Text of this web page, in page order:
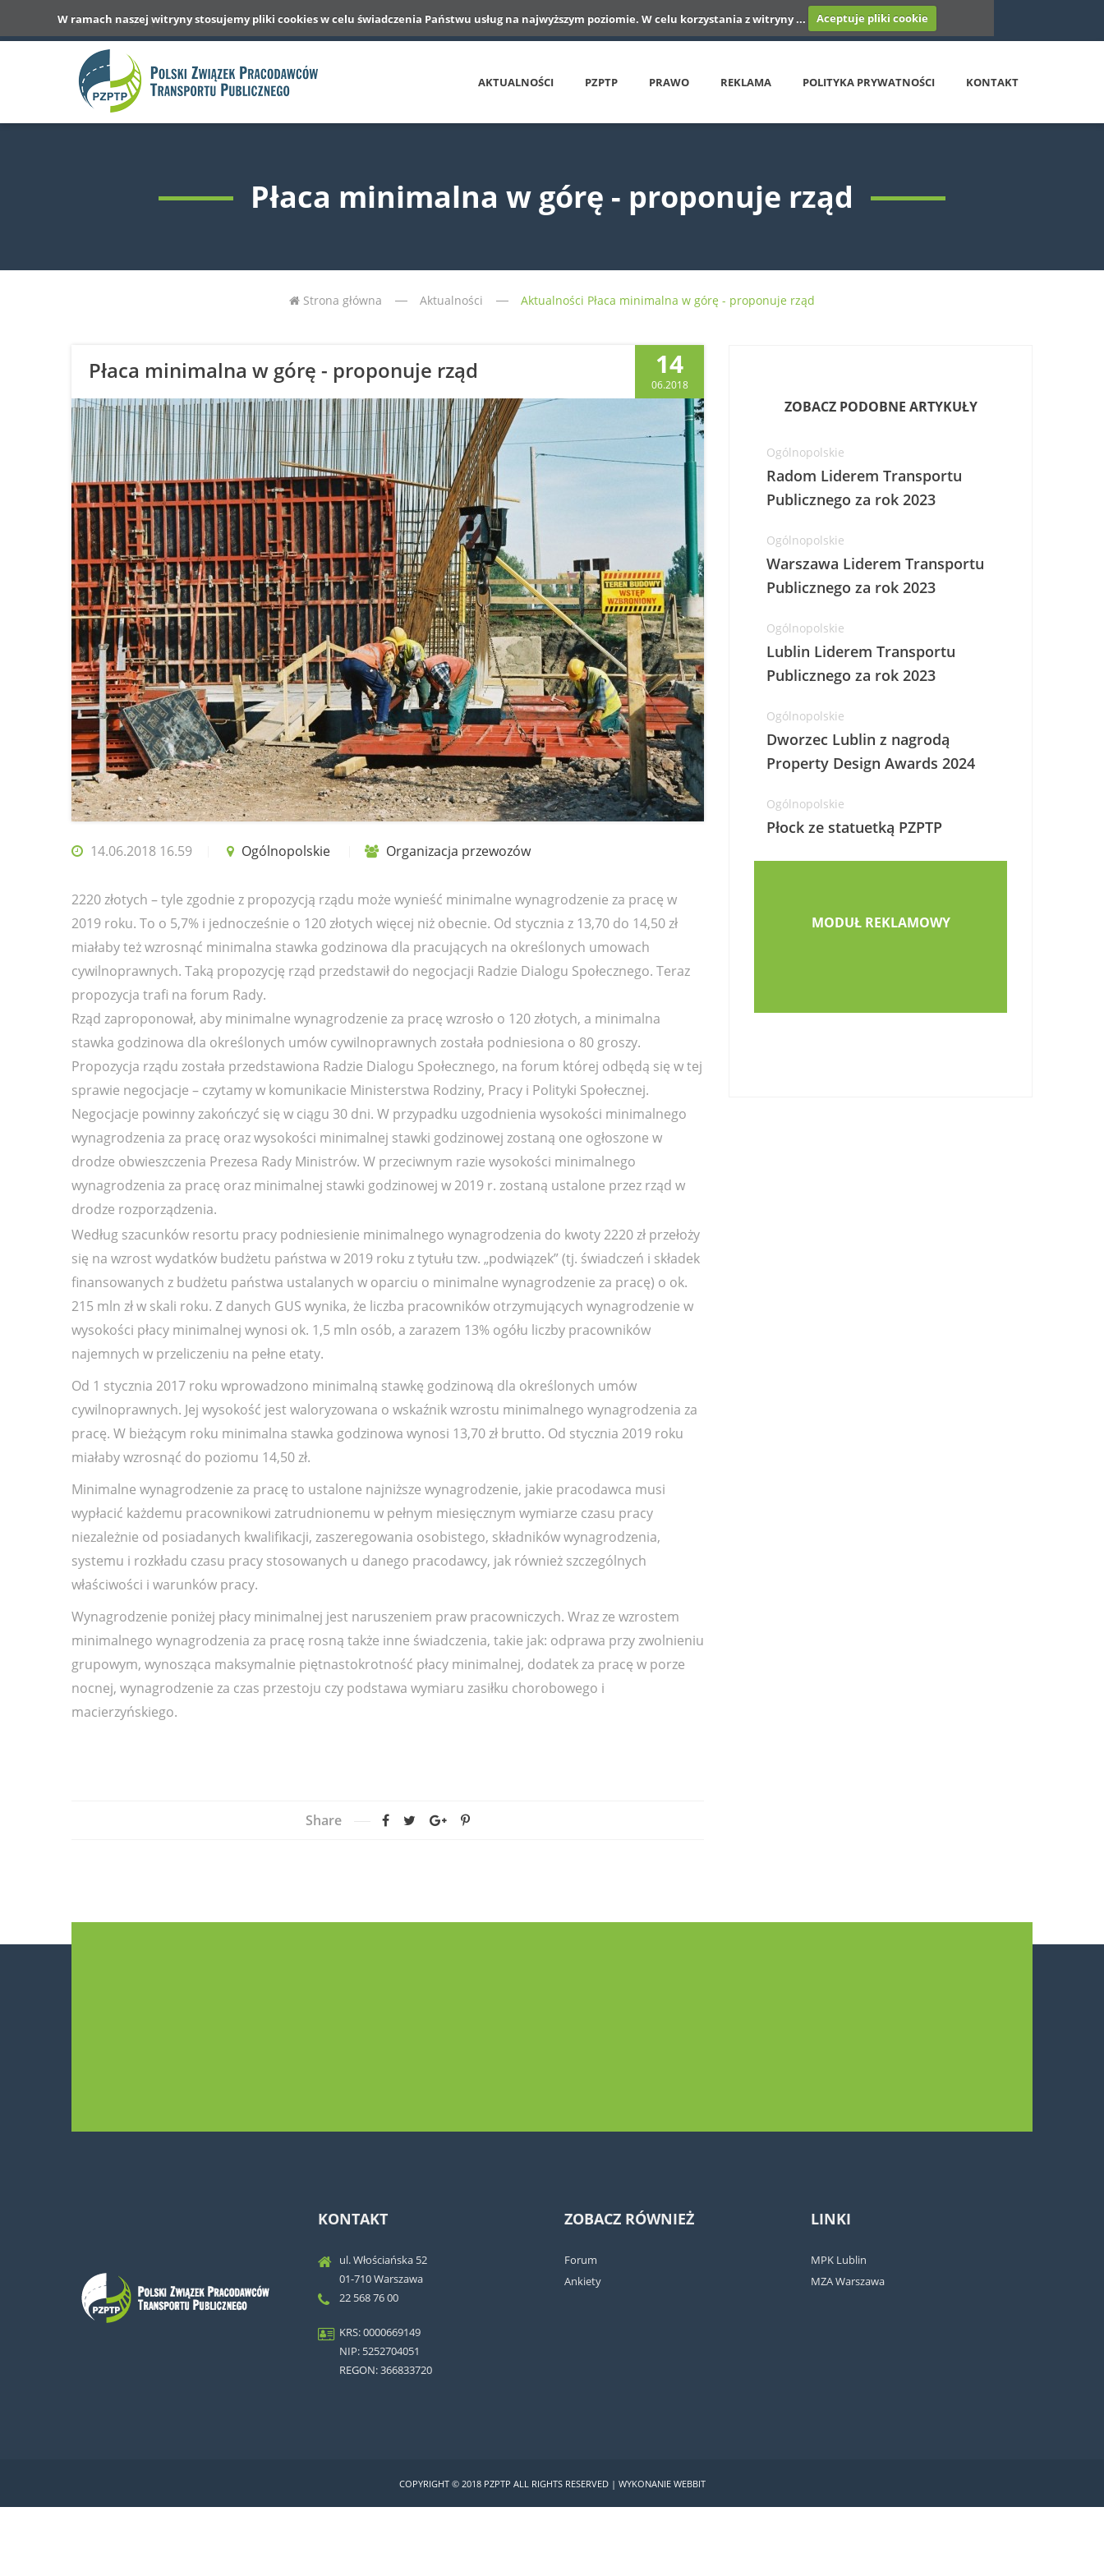
W ramach naszej witryny stosujemy pliki cookies w celu świadczenia Państwu usług na najwyższym poziomie. W celu korzystania z witryny ... Aceptuje pliki cookie
SKONTAKTUJ SIĘ Z NAMI 22 568 76 00
AKTUALNOŚCI PZPTP PRAWO REKLAMA POLITYKA PRYWATNOŚCI KONTAKT
Płaca minimalna w górę - proponuje rząd
Strona główna Aktualności Aktualności Płaca minimalna w górę - proponuje rząd
Płaca minimalna w górę - proponuje rząd 14
06.2018
14.06.2018 16.59 Ogólnopolskie Organizacja przewozów
2220 złotych – tyle zgodnie z propozycją rządu może wynieść minimalne wynagrodzenie za pracę w
2019 roku. To o 5,7% i jednocześnie o 120 złotych więcej niż obecnie. Od stycznia z 13,70 do 14,50 zł
miałaby też wzrosnąć minimalna stawka godzinowa dla pracujących na określonych umowach
cywilnoprawnych. Taką propozycję rząd przedstawił do negocjacji Radzie Dialogu Społecznego. Teraz
propozycja trafi na forum Rady.
Rząd zaproponował, aby minimalne wynagrodzenie za pracę wzrosło o 120 złotych, a minimalna
stawka godzinowa dla określonych umów cywilnoprawnych została podniesiona o 80 groszy.
Propozycja rządu została przedstawiona Radzie Dialogu Społecznego, na forum której odbędą się w tej
sprawie negocjacje – czytamy w komunikacie Ministerstwa Rodziny, Pracy i Polityki Społecznej.
Negocjacje powinny zakończyć się w ciągu 30 dni. W przypadku uzgodnienia wysokości minimalnego
wynagrodzenia za pracę oraz wysokości minimalnej stawki godzinowej zostaną one ogłoszone w
drodze obwieszczenia Prezesa Rady Ministrów. W przeciwnym razie wysokości minimalnego
wynagrodzenia za pracę oraz minimalnej stawki godzinowej w 2019 r. zostaną ustalone przez rząd w
drodze rozporządzenia.
Według szacunków resortu pracy podniesienie minimalnego wynagrodzenia do kwoty 2220 zł przełoży
się na wzrost wydatków budżetu państwa w 2019 roku z tytułu tzw. „podwiązek” (tj. świadczeń i składek
finansowanych z budżetu państwa ustalanych w oparciu o minimalne wynagrodzenie za pracę) o ok.
215 mln zł w skali roku. Z danych GUS wynika, że liczba pracowników otrzymujących wynagrodzenie w
wysokości płacy minimalnej wynosi ok. 1,5 mln osób, a zarazem 13% ogółu liczby pracowników
najemnych w przeliczeniu na pełne etaty.
Od 1 stycznia 2017 roku wprowadzono minimalną stawkę godzinową dla określonych umów
cywilnoprawnych. Jej wysokość jest waloryzowana o wskaźnik wzrostu minimalnego wynagrodzenia za
pracę. W bieżącym roku minimalna stawka godzinowa wynosi 13,70 zł brutto. Od stycznia 2019 roku
miałaby wzrosnąć do poziomu 14,50 zł.
Minimalne wynagrodzenie za pracę to ustalone najniższe wynagrodzenie, jakie pracodawca musi
wypłacić każdemu pracownikowi zatrudnionemu w pełnym miesięcznym wymiarze czasu pracy
niezależnie od posiadanych kwalifikacji, zaszeregowania osobistego, składników wynagrodzenia,
systemu i rozkładu czasu pracy stosowanych u danego pracodawcy, jak również szczególnych
właściwości i warunków pracy.
Wynagrodzenie poniżej płacy minimalnej jest naruszeniem praw pracowniczych. Wraz ze wzrostem
minimalnego wynagrodzenia za pracę rosną także inne świadczenia, takie jak: odprawa przy zwolnieniu
grupowym, wynosząca maksymalnie piętnastokrotność płacy minimalnej, dodatek za pracę w porze
nocnej, wynagrodzenie za czas przestoju czy podstawa wymiaru zasiłku chorobowego i
macierzyńskiego.
Share
ZOBACZ PODOBNE ARTYKUŁY
Ogólnopolskie
Radom Liderem Transportu
Publicznego za rok 2023
Ogólnopolskie
Warszawa Liderem Transportu
Publicznego za rok 2023
Ogólnopolskie
Lublin Liderem Transportu
Publicznego za rok 2023
Ogólnopolskie
Dworzec Lublin z nagrodą
Property Design Awards 2024
Ogólnopolskie
Płock ze statuetką PZPTP
MODUŁ REKLAMOWY
KONTAKT
ul. Włościańska 52
01-710 Warszawa
22 568 76 00
KRS: 0000669149
NIP: 5252704051
REGON: 366833720
ZOBACZ RÓWNIEŻ
Forum
Ankiety
LINKI
MPK Lublin
MZA Warszawa
COPYRIGHT © 2018 PZPTP ALL RIGHTS RESERVED | WYKONANIE WEBBIT